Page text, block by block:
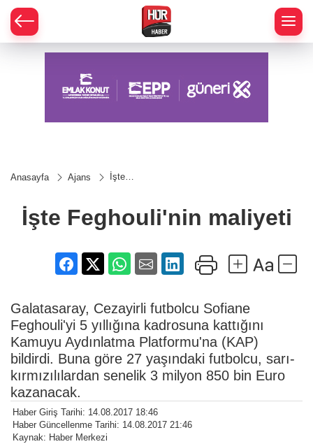
Anasayfa Ajans
İşte
İşte Feghouli'nin maliyeti
Galatasaray, Cezayirli futbolcu Sofiane
Feghouli'yi 5 yıllığına kadrosuna kattığını
Kamuyu Aydınlatma Platformu'na (KAP)
bildirdi. Buna göre 27 yaşındaki futbolcu, sarı-
kırmızılılardan senelik 3 milyon 850 bin Euro
kazanacak.
Haber Giriş Tarihi: 14.08.2017 18:46
Haber Güncellenme Tarihi: 14.08.2017 21:46
Kaynak: Haber Merkezi